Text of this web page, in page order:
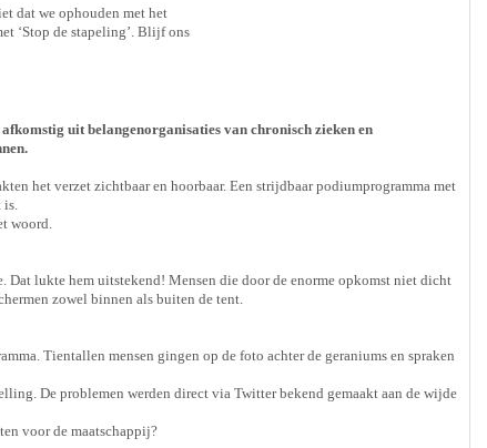
dat we ophouden met het
‘Stop de stapeling’. Blijf ons
uit belangenorganisaties van chronisch zieken en
het verzet zichtbaar en hoorbaar. Een strijdbaar podiumprogramma met
is.
woord.
Dat lukte hem uitstekend! Mensen die door de enorme opkomst niet dicht
zowel binnen als buiten de tent.
Tientallen mensen gingen op de foto achter de geraniums en spraken
De problemen werden direct via Twitter bekend gemaakt aan de wijde
voor de maatschappij?